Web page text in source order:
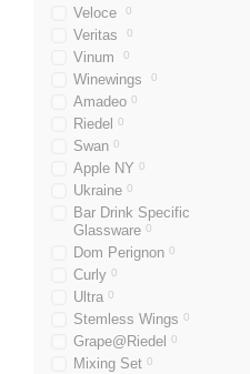
Veloce 0
Veritas 0
Vinum 0
Winewings 0
Amadeo 0
Riedel 0
Swan 0
Apple NY 0
Ukraine 0
Bar Drink Specific
Glassware 0
Dom Perignon 0
Curly 0
Ultra 0
Stemless Wings 0
Grape@Riedel 0
Mixing Set 0